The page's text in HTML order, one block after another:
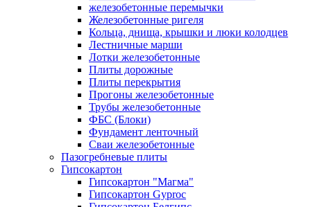
железобетонные перемычки
Железобетонные ригеля
Кольца, днища, крышки и люки колодцев
Лестничные марши
Лотки железобетонные
Плиты дорожные
Плиты перекрытия
Прогоны железобетонные
Трубы железобетонные
ФБС (Блоки)
Фундамент ленточный
Сваи железобетонные
Пазогребневые плиты
Гипсокартон
Гипсокартон "Магма"
Гипсокартон Gyproc